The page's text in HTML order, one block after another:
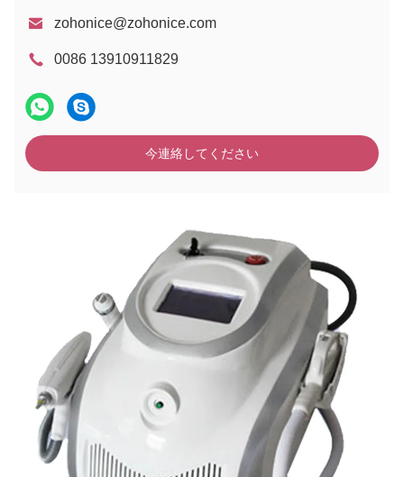
zohonice@zohonice.com
0086 13910911829
今連絡してください